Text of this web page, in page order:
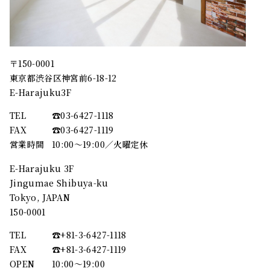
〒150-0001
東京都渋谷区神宮前6-18-12
E-Harajuku3F
TEL
☎︎03-6427-1118
FAX
☎︎03-6427-1119
営業時間
10:00～19:00／火曜定休
E-Harajuku 3F
Jingumae Shibuya-ku
Tokyo, JAPAN
150-0001
TEL
☎︎+81-3-6427-1118
FAX
☎︎+81-3-6427-1119
OPEN
10:00〜19:00